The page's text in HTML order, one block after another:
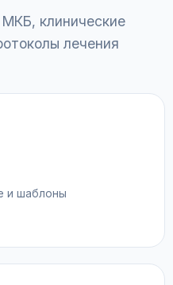
клинические
лечения
и шаблоны